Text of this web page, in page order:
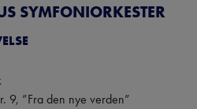
SYMFONIORKESTER
9, ”Fra den nye verden”